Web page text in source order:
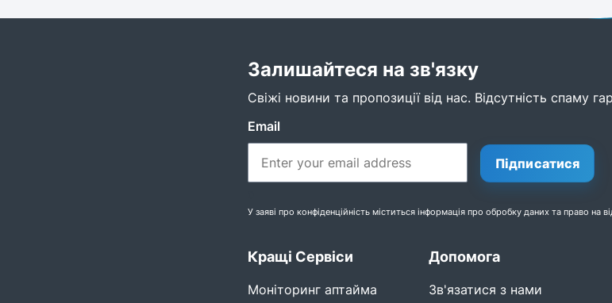
Залишайтеся на зв'язку
Свіжі новини та пропозиції від нас. Відсутність спаму
Email
Підписатися
У заяві про конфіденційність міститься інформація про обробку даних та право на
Кращі Сервіси
Моніторинг аптайма
Допомога
Зв'язатися з нами